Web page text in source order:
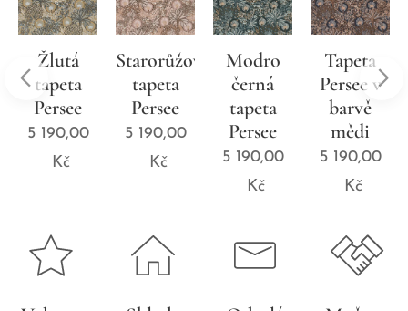
Žlutá
tapeta
Persee
5 190,00
Kč
Starorůžová
tapeta
Persee
5 190,00
Kč
Modro
černá
tapeta
Persee
5 190,00
Kč
Tapeta
Persee v
barvě
mědi
5 190,00
Kč